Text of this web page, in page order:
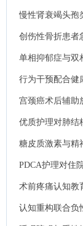
慢性肾衰竭头孢
创伤性骨折患者
析.
单相抑郁症与双
与抑郁严重程度
行为干预配合健
能感的影响.
宫颈癌术后辅助
性分析.
优质护理对肺结
糖皮质激素与精
PDCA护理对住
术前疼痛认知教
响.
认知重构联合负
的影响.